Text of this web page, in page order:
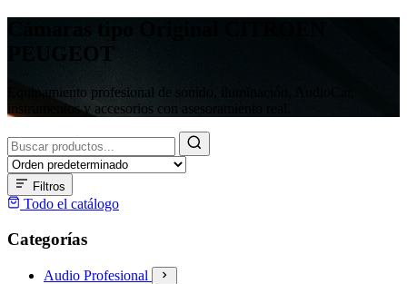
PEUGEOT
Equipamiento profesional de sonido, iluminación, AudioCar,
instrumentos y accesorios con asesoramiento real.
Buscar
productos
Filtros
Todo el catálogo
Categorías
Audio Profesional